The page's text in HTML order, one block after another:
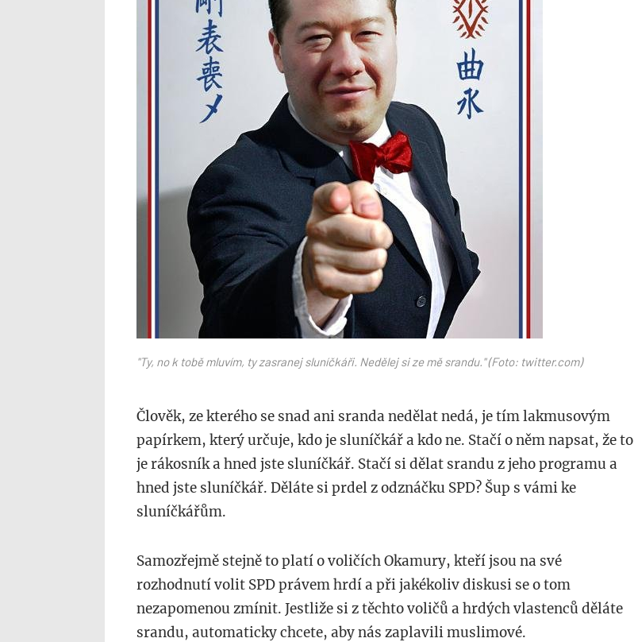
"Ty, no k tobě mluvím, ty zasranej sluníčkáři. Nedělej si ze mě srandu." (Foto: twitter.com)
Člověk, ze kterého se snad ani sranda nedělat nedá, je tím lakmusovým
papírkem, který určuje, kdo je sluníčkář a kdo ne. Stačí o něm napsat, že to
je rákosník a hned jste sluníčkář. Stačí si dělat srandu z jeho programu a
hned jste sluníčkář. Děláte si prdel z odznáčku SPD? Šup s vámi ke
sluníčkářům.
Samozřejmě stejně to platí o voličích Okamury, kteří jsou na své
rozhodnutí volit SPD právem hrdí a při jakékoliv diskusi se o tom
nezapomenou zmínit. Jestliže si z těchto voličů a hrdých vlastenců děláte
srandu, automaticky chcete, aby nás zaplavili muslimové.